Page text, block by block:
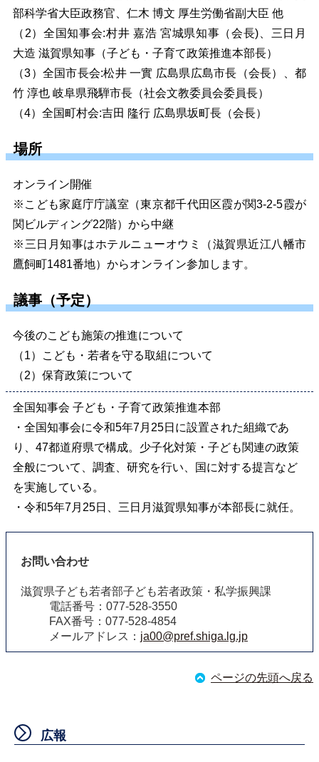
部科学省大臣政務官、仁木 博文 厚生労働省副大臣 他
（2）全国知事会:村井 嘉浩 宮城県知事 （会長)、 三日月
大造 滋賀県知事 （子ども・子育て政策推進本部長）
（3）全国市長会:松井 一實 広島県広島市長 （会長）、都
竹 淳也 岐阜県飛騨市長 （社会文教委員会委員長）
（4）全国町村会:吉田 隆行 広島県坂町長 （会長）
場所
オンライン開催
※こども家庭庁庁議室（東京都千代田区霞が関3-2-5霞が
関ビルディング22階）から中継
※三日月知事はホテルニューオウミ
（滋賀県近江八幡市
鷹飼町1481番地） からオンライン参加します。
議事（予定）
今後のこども施策の推進について
（1）こども・若者を守る取組について
（2）保育政策について
全国知事会 子ども・子育て政策推進本部
・全国知事会に令和5年7月25日に設置された組織であ
り、47都道府県で構成。少子化対策・子ども関連の政策
全般について、調査、研究を行い、国に対する提言など
を実施している。
・令和5年7月25日、三日月滋賀県知事が本部長に就任。
お問い合わせ
滋賀県子ども若者部子ども若者政策・私学振興課
電話番号：077-528-3550
FAX番号：077-528-4854
メールアドレス： ja00@pref.shiga.lg.jp
ページの先頭へ戻る
広報